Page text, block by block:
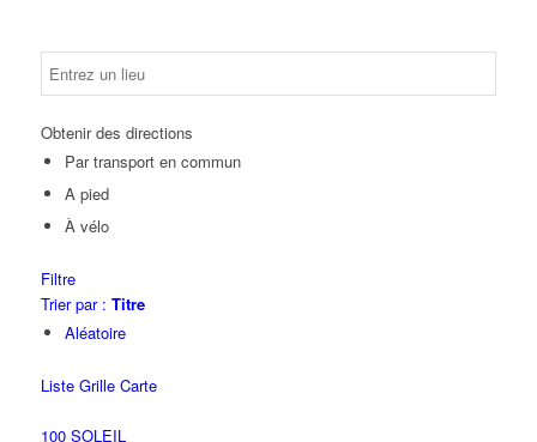
Obtenir des directions
Par transport en commun
A pied
À vélo
Filtre
Trier par : Titre
Aléatoire
Liste Grille Carte
100 SOLEIL